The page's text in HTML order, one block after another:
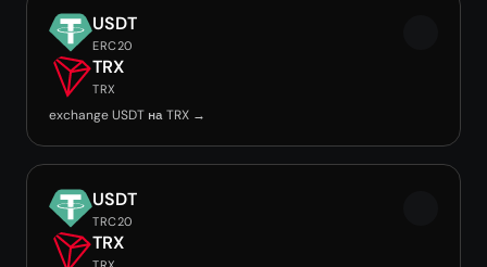
USDT
ERC20
TRX
TRX
exchange USDT на TRX →
USDT
TRC20
TRX